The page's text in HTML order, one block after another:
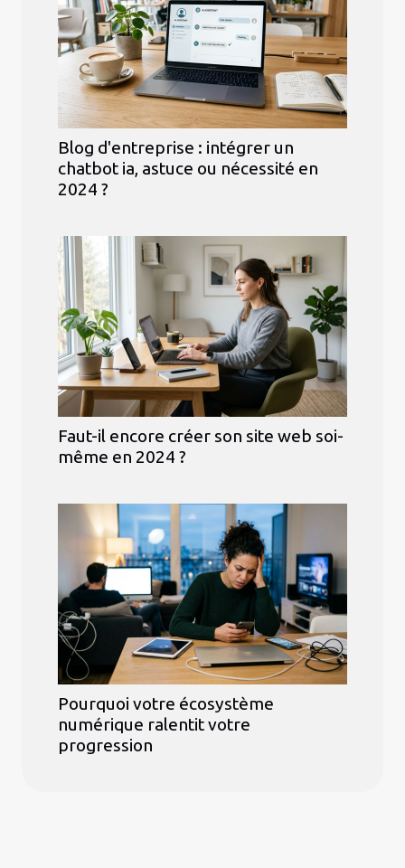
Blog d'entreprise : intégrer un
chatbot ia, astuce ou nécessité en
2024 ?
Faut-il encore créer son site web soi-
même en 2024 ?
Pourquoi votre écosystème
numérique ralentit votre
progression